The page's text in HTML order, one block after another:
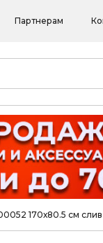
Партнерам
170х80.5 см